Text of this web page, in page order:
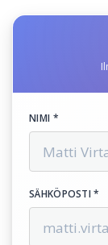
NIMI *
SÄHKÖPOSTI *